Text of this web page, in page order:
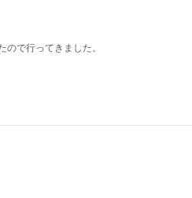
で行ってきました。